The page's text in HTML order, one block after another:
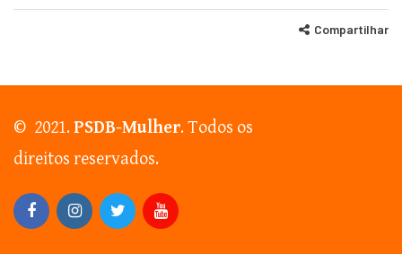
Compartilhar
© 2021.PSDB-Mulher. Todos os
direitos reservados.